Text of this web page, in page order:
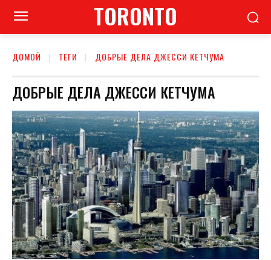
TORONTO
ДОМОЙ ТЕГИ ДОБРЫЕ ДЕЛА ДЖЕССИ КЕТЧУМА
ДОБРЫЕ ДЕЛА ДЖЕССИ КЕТЧУМА